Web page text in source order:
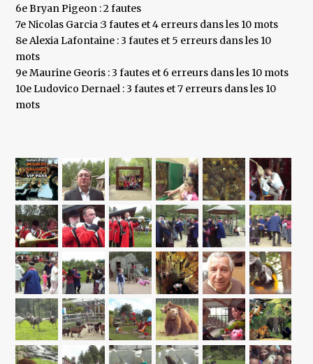
6e Bryan Pigeon : 2 fautes
7e Nicolas Garcia :3 fautes et 4 erreurs dans les 10 mots
8e Alexia Lafontaine : 3 fautes et 5 erreurs dans les 10
mots
9e Maurine Georis : 3 fautes et 6 erreurs dans les 10 mots
10e Ludovico Dernael : 3 fautes et 7 erreurs dans les 10
mots